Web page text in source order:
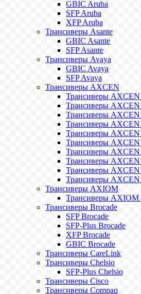
GBIC Aruba
SFP Aruba
XFP Aruba
Трансиверы Asante
GBIC Asante
SFP Asante
Трансиверы Avaya
GBIC Avaya
SFP Avaya
Трансиверы AXCEN
Трансиверы AXCEN
Трансиверы AXCEN
Трансиверы AXCEN
Трансиверы AXCEN
Трансиверы AXCEN
Трансиверы AXCEN
Трансиверы
Трансиверы AXCEN
Трансиверы
Трансиверы
Трансиверы AXIOM
Трансиверы AXIOM
Трансиверы Brocade
SFP Brocade
SFP-Plus Brocade
XFP Brocade
GBIC Brocade
Трансиверы CareLink
Трансиверы Chelsio
SFP-Plus Chelsio
Трансиверы Cisco
Трансиверы Compaq